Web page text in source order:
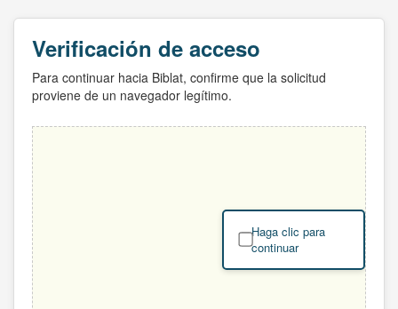
Verificación de acceso
Para continuar hacia Biblat, confirme que la solicitud
proviene de un navegador legítimo.
Haga clic para
continuar